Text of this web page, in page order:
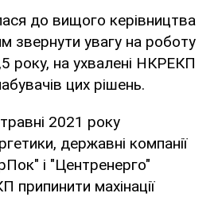
до вищого керівництва
звернути увагу на роботу
року, на ухвалені НКРЕКП
цих рішень.
2021 року
державні компанії
і "Центренерго"
припинити махінації